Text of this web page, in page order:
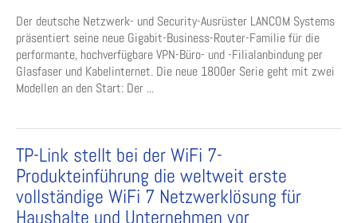
Der deutsche Netzwerk- und Security-Ausrüster LANCOM Systems
präsentiert seine neue Gigabit-Business-Router-Familie für die
performante, hochverfügbare VPN-Büro- und -Filialanbindung per
Glasfaser und Kabelinternet. Die neue 1800er Serie geht mit zwei
Modellen an den Start: Der ...
TP-Link stellt bei der WiFi 7-
Produkteinführung die weltweit erste
vollständige WiFi 7 Netzwerklösung für
Haushalte und Unternehmen vor